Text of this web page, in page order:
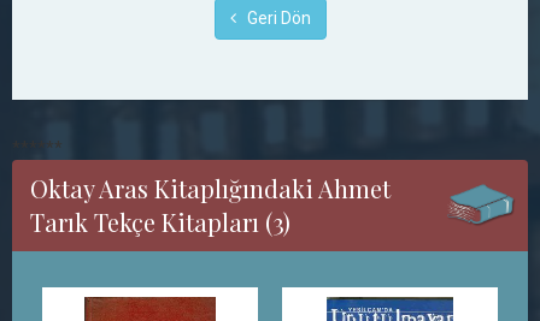
Geri Dön
******
Oktay Aras Kitaplığındaki Ahmet
Tarık Tekçe Kitapları (3)